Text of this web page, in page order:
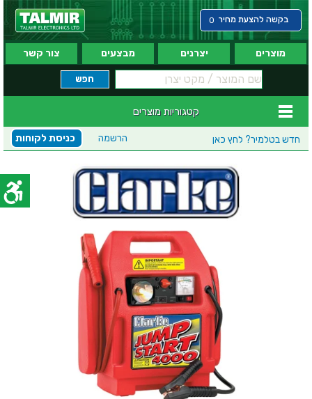
בקשה להצעת מחיר 0
מוצרים יצרנים מבצעים צור קשר
קטגוריות מוצרים
חדש בטלמיר? לחץ כאן כניסת לקוחות הרשמה